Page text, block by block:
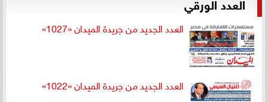
العدد الجديد من جريدة الميدان «1027»
العدد الجديد من جريدة الميدان «1022»